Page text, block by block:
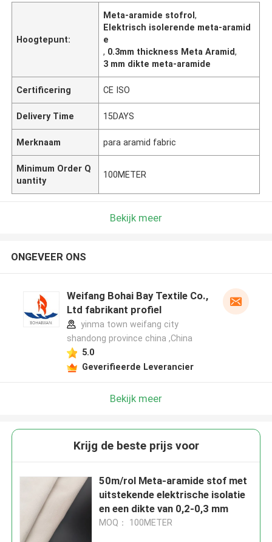
Hoogtepunt:
Meta-aramide stofrol,
Elektrisch isolerende meta-aramid
e
, 0.3mm thickness Meta Aramid,
3 mm dikte meta-aramide
Certificering CE ISO
Delivery Time 15DAYS
Merknaam para aramid fabric
Minimum Order Q
uantity
100METER
Bekijk meer
ONGEVEER ONS
Weifang Bohai Bay Textile Co.,
Ltd fabrikant profiel
yinma town weifang city
shandong province china ,China
5.0
Geverifieerde Leverancier
Bekijk meer
Krijg de beste prijs voor
50m/rol Meta-aramide stof met
uitstekende elektrische isolatie
en een dikte van 0,2-0,3 mm
MOQ： 100METER